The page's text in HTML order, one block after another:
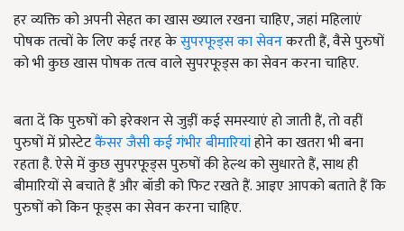
हर व्यक्ति को अपनी सेहत का खास ख्याल रखना चाहिए, जहां महिलाएं
पोषक तत्वों के लिए कई तरह केसुपरफूड्स का सेवनकरती हैं, वैसे पुरुषों
को भी कुछ खास पोषक तत्व वाले सुपरफूड्स का सेवन करना चाहिए.
बता दें कि पुरुषों को इरेक्शन से जुड़ीं कई समस्याएं हो जाती हैं, तो वहीं
पुरुषों में प्रोस्टेटकैंसर जैसी कई गंभीर बीमारियांहोने का खतरा भी बना
रहता है. ऐसे में कुछ सुपरफूड्स पुरुषों की हेल्थ को सुधारते हैं, साथ ही
बीमारियों से बचाते हैं और बॉडी को फिट रखते हैं. आइए आपको बताते हैं कि
पुरुषों को किन फूड्स का सेवन करना चाहिए.